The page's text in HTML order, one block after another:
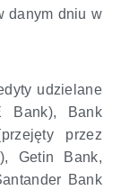
danym dniu w
udzielane
Bank), Bank
przez
Getin Bank,
Bank